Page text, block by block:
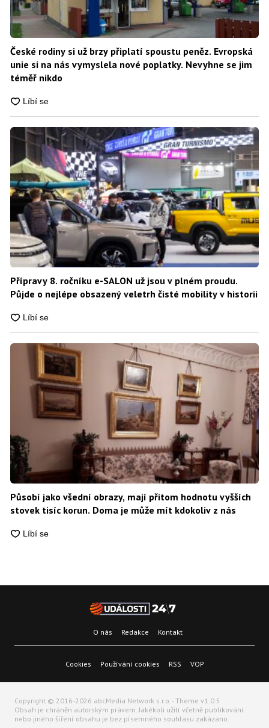
České rodiny si už brzy připlatí spoustu peněz. Evropská
unie si na nás vymyslela nové poplatky. Nevyhne se jim
téměř nikdo
Přípravy 8. ročníku e-SALON už jsou v plném proudu.
Půjde o nejlépe obsazený veletrh čisté mobility v historii
Působí jako všední obrazy, mají přitom hodnotu vyšších
stovek tisíc korun. Doma je může mít kdokoliv z nás
O nás Redakce Kontakt
Cookies Používání cookies RSS VOP
Copyright © 2016-2026 abcMedia Network s.r.o. - Theme v1.0.5
Obsah je chráněn autorským právem. Jakékoli užití včetně publikování
nebo jiného šíření obsahu je bez písemného souhlasu zakázano.